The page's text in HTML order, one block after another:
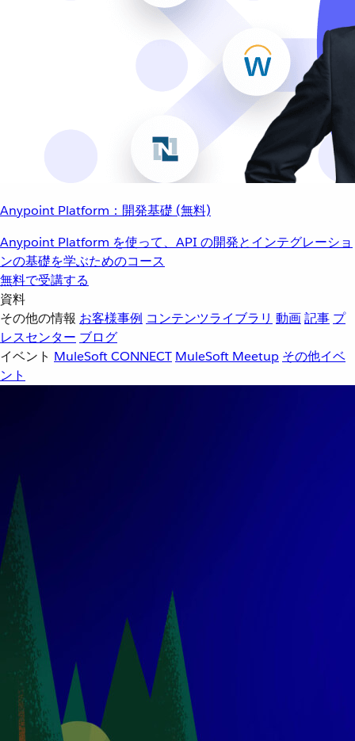
Anypoint Platform：開発基礎 (無料)
Anypoint Platform を使って、API の開発とインテグレーショ
ンの基礎を学ぶためのコース
無料で受講する
資料
その他の情報 お客様事例 コンテンツライブラリ 動画記事 プ
レスセンター ブログ
イベント MuleSoft CONNECT MuleSoft Meetup その他イベ
ント